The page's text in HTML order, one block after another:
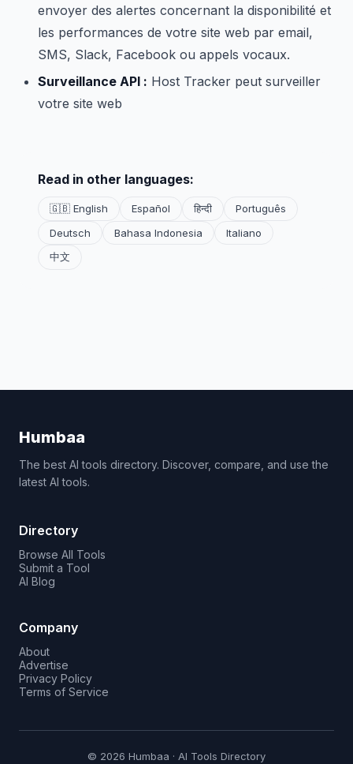
envoyer des alertes concernant la disponibilité et
les performances de votre site web par email,
SMS, Slack, Facebook ou appels vocaux.
Surveillance API : Host Tracker peut surveiller
votre site web
Read in other languages:
🇬🇧 English Español हिन्दी
Português
Deutsch
Bahasa Indonesia
Italiano
中文
Humbaa
The best AI tools directory. Discover, compare, and use the
latest AI tools.
Directory
Browse All Tools
Submit a Tool
AI Blog
Company
About
Advertise
Privacy Policy
Terms of Service
© 2026 Humbaa · AI Tools Directory